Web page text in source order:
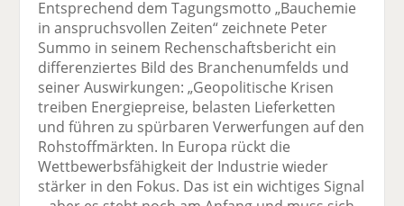
Entsprechend dem Tagungsmotto „Bauchemie
in anspruchsvollen Zeiten“ zeichnete Peter
Summo in seinem Rechenschaftsbericht ein
differenziertes Bild des Branchenumfelds und
seiner Auswirkungen: „Geopolitische Krisen
treiben Energiepreise, belasten Lieferketten
und führen zu spürbaren Verwerfungen auf den
Rohstoffmärkten. In Europa rückt die
Wettbewerbsfähigkeit der Industrie wieder
stärker in den Fokus. Das ist ein wichtiges Signal